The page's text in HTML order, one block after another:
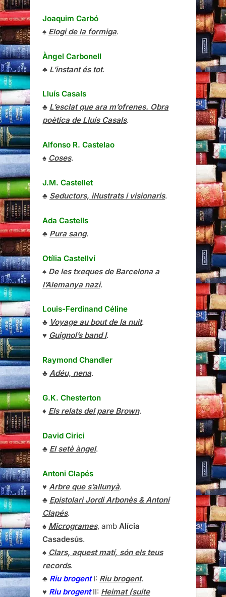
Joaquim Carbó
♠ Elogi de la formiga.
Àngel Carbonell
♣ L’instant és tot.
Lluís Casals
♣ L’esclat que ara m’ofrenes. Obra
poètica de Lluís Casals.
Alfonso R. Castelao
♠ Coses.
J.M. Castellet
♣ Seductors, il·lustrats i visionaris.
Ada Castells
♣ Pura sang.
Otília Castellví
♠ De les txeques de Barcelona a
l’Alemanya nazi.
Louis-Ferdinand Céline
♣ Voyage au bout de la nuit.
♥ Guignol’s band I.
Raymond Chandler
♣ Adéu, nena.
G.K. Chesterton
♦ Els relats del pare Brown.
David Cirici
♣ El setè àngel.
Antoni Clapés
♥ Arbre que s’allunyà.
♣ Epistolari Jordi Arbonès & Antoni
Clapés.
♠ Microgrames, amb Alícia
Casadesús.
♠ Clars, aquest matí, són els teus
records.
♣ Riu brogentI: Riu brogent.
♥ Riu brogentII: Heimat (suite